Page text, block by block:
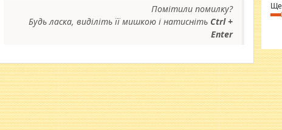
Помітили помилку?
Будь ласка, виділіть її мишкою і натисніть Ctrl +
Enter
Ще